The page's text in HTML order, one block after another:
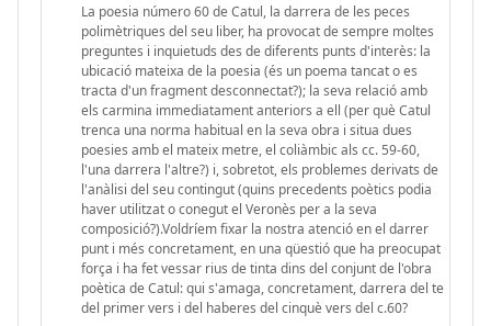
La poesia número 60 de Catul, la darrera de les peces
polimètriques del seu liber, ha provocat de sempre moltes
preguntes i inquietuds des de diferents punts d'interès: la
ubicació mateixa de la poesia (és un poema tancat o es
tracta d'un fragment desconnectat?); la seva relació amb
els carmina immediatament anteriors a ell (per què Catul
trenca una norma habitual en la seva obra i situa dues
poesies amb el mateix metre, el coliàmbic als cc. 59-60,
l'una darrera l'altre?) i, sobretot, els problemes derivats de
l'anàlisi del seu contingut (quins precedents poètics podia
haver utilitzat o conegut el Veronès per a la seva
composició?).Voldríem fixar la nostra atenció en el darrer
punt i més concretament, en una qüestió que ha preocupat
força i ha fet vessar rius de tinta dins del conjunt de l'obra
poètica de Catul: qui s'amaga, concretament, darrera del te
del primer vers i del haberes del cinquè vers del c.60?